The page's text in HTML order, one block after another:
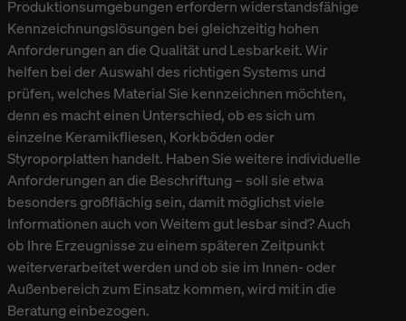
Produktionsumgebungen erfordern widerstandsfähige
Kennzeichnungslösungen bei gleichzeitig hohen
Anforderungen an die Qualität und Lesbarkeit. Wir
helfen bei der Auswahl des richtigen Systems und
prüfen, welches Material Sie kennzeichnen möchten,
denn es macht einen Unterschied, ob es sich um
einzelne Keramikfliesen, Korkböden oder
Styroporplatten handelt. Haben Sie weitere individuelle
Anforderungen an die Beschriftung – soll sie etwa
besonders großflächig sein, damit möglichst viele
Informationen auch von Weitem gut lesbar sind? Auch
ob Ihre Erzeugnisse zu einem späteren Zeitpunkt
weiterverarbeitet werden und ob sie im Innen- oder
Außenbereich zum Einsatz kommen, wird mit in die
Beratung einbezogen.